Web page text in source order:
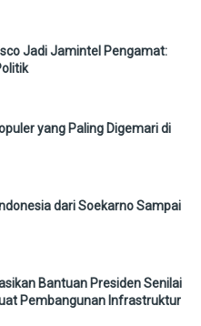
Jadi Jamintel Pengamat:
yang Paling Digemari di
dari Soekarno Sampai
Bantuan Presiden Senilai
Pembangunan Infrastruktur